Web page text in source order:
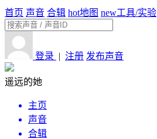
首页 声音 合辑 hot地图 new工具/实验
登录 | 注册 发布声音
遥远的她
主页
声音
合辑